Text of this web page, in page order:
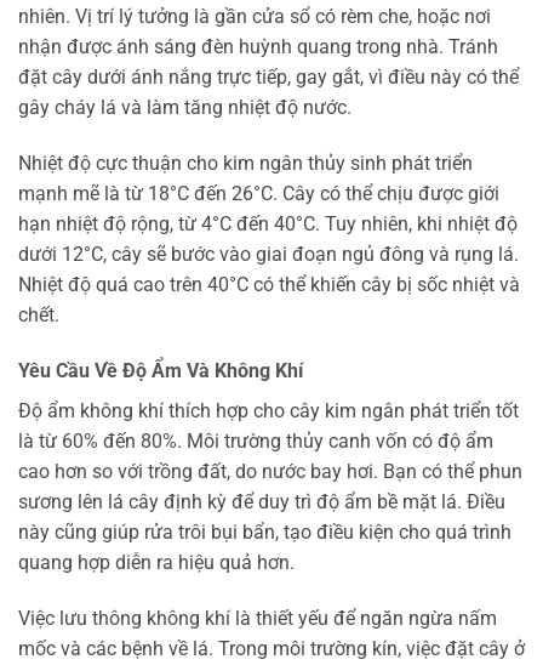
nhiên. Vị trí lý tưởng là gần cửa sổ có rèm che, hoặc nơi
nhận được ánh sáng đèn huỳnh quang trong nhà. Tránh
đặt cây dưới ánh nắng trực tiếp, gay gắt, vì điều này có thể
gây cháy lá và làm tăng nhiệt độ nước.
Nhiệt độ cực thuận cho kim ngân thủy sinh phát triển
mạnh mẽ là từ 18°C đến 26°C. Cây có thể chịu được giới
hạn nhiệt độ rộng, từ 4°C đến 40°C. Tuy nhiên, khi nhiệt độ
dưới 12°C, cây sẽ bước vào giai đoạn ngủ đông và rụng lá.
Nhiệt độ quá cao trên 40°C có thể khiến cây bị sốc nhiệt và
chết.
Yêu Cầu Về Độ Ẩm Và Không Khí
Độ ẩm không khí thích hợp cho cây kim ngân phát triển tốt
là từ 60% đến 80%. Môi trường thủy canh vốn có độ ẩm
cao hơn so với trồng đất, do nước bay hơi. Bạn có thể phun
sương lên lá cây định kỳ để duy trì độ ẩm bề mặt lá. Điều
này cũng giúp rửa trôi bụi bẩn, tạo điều kiện cho quá trình
quang hợp diễn ra hiệu quả hơn.
Việc lưu thông không khí là thiết yếu để ngăn ngừa nấm
mốc và các bệnh về lá. Trong môi trường kín, việc đặt cây ở